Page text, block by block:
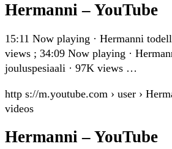
Hermanni – YouTube
15:11 Now playing · Hermanni
views ; 34:09 Now playing ·
jouluspesiaali · 97K views …
http s://m.youtube.com › user ›
videos
Hermanni – YouTube